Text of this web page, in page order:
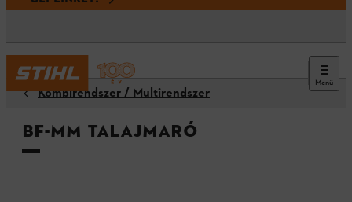
Menü
Kombirendszer / Multirendszer
BF-MM talajmaró